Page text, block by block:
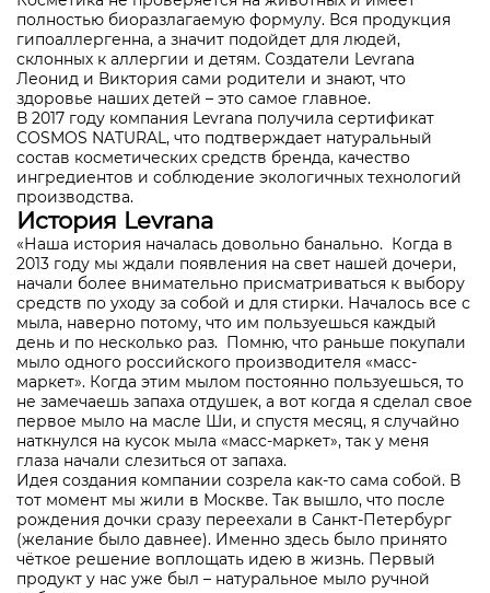
полностью биоразлагаемую формулу. Вся продукция
гипоаллергенна, а значит подойдет для людей,
склонных к аллергии и детям. Создатели Levrana
Леонид и Виктория сами родители и знают, что
здоровье наших детей – это самое главное.
В 2017 году компания Levrana получила сертификат
COSMOS NATURAL, что подтверждает натуральный
состав косметических средств бренда, качество
ингредиентов и соблюдение экологичных технологий
производства.
История Levrana
«Наша история началась довольно банально. Когда в
2013 году мы ждали появления на свет нашей дочери,
начали более внимательно присматриваться к выбору
средств по уходу за собой и для стирки. Началось все с
мыла, наверно потому, что им пользуешься каждый
день и по несколько раз. Помню, что раньше покупали
мыло одного российского производителя «масс-
маркет». Когда этим мылом постоянно пользуешься, то
не замечаешь запаха отдушек, а вот когда я сделал свое
первое мыло на масле Ши, и спустя месяц, я случайно
наткнулся на кусок мыла «масс-маркет», так у меня
глаза начали слезиться от запаха.
Идея создания компании созрела как-то сама собой. В
тот момент мы жили в Москве. Так вышло, что после
рождения дочки сразу переехали в Санкт-Петербург
(желание было давнее). Именно здесь было принято
чёткое решение воплощать идею в жизнь. Первый
продукт у нас уже был – натуральное мыло ручной